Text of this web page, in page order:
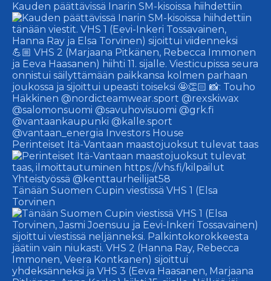
Kauden päättävissä Inarin SM-kisoissa hiihdettiin
Perinteiset Itä-Vantaan maastojuoksut tulevat taas
Tänään Suomen Cupin viestissä VHS 1 (Elsa
Torvinen